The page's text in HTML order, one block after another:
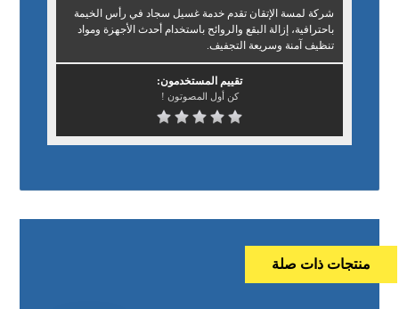
شركة لمسة الإتقان تقدم خدمة غسيل سجاد في رأس الخيمة
باحترافية، إزالة البقع والروائح باستخدام أحدث الأجهزة ومواد
تنظيف آمنة وسريعة التجفيف.
تقييم المستخدمون:
كن أول المصوتون !
منتجات ذات صلة